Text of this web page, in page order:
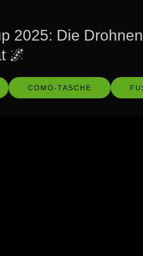
2025: Die
🌌
COMO-TASCHE